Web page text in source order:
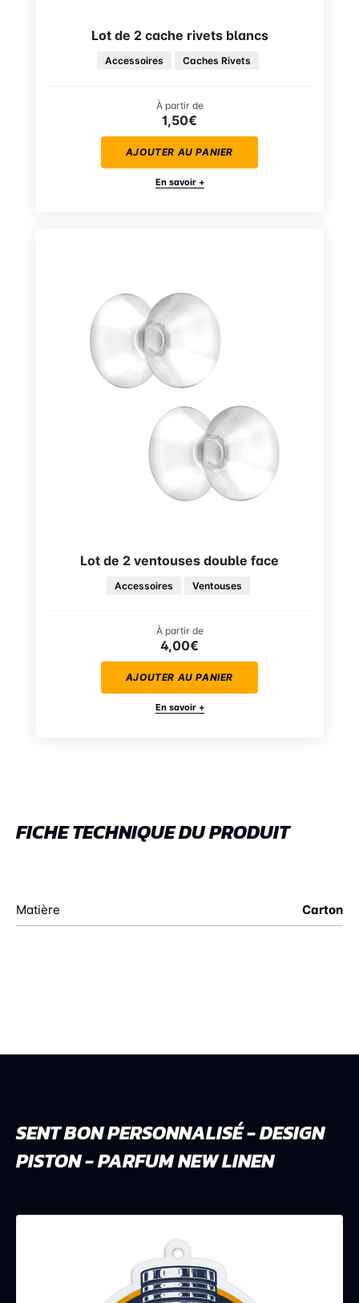
Lot de 2 cache rivets blancs
Accessoires Caches Rivets
À partir de
1,50€
AJOUTER AU PANIER
En savoir +
Lot de 2 ventouses double face
Accessoires Ventouses
À partir de
4,00€
AJOUTER AU PANIER
En savoir +
FICHE TECHNIQUE DU PRODUIT
Matière Carton
SENT BON PERSONNALISÉ - DESIGN
PISTON - PARFUM NEW LINEN